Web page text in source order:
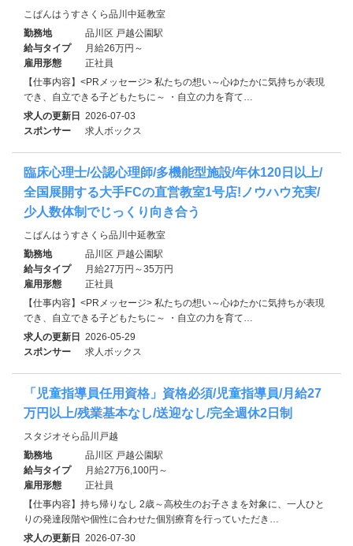
こぱんはうすさくら品川中延教室
勤務地
品川区 戸越公園駅
給与タイプ
月給26万円～
雇用形態
正社員
【仕事内容】<PRメッセージ> 私たちの想い～心ゆたかに気持ちが表現
でき、自立できる子どもたちに～ ・自立の力を育て…
求人の更新日 2026-07-03
スポンサー
求人ボックス
臨床心理士/公認心理師/多機能型施設/年休120日以上/
全国展開する大手FCの直営教室1号店!ノウハウ充実/
少人数体制でじっくり向き合う
こぱんはうすさくら品川中延教室
勤務地
品川区 戸越公園駅
給与タイプ
月給27万円～35万円
雇用形態
正社員
【仕事内容】<PRメッセージ> 私たちの想い～心ゆたかに気持ちが表現
でき、自立できる子どもたちに～ ・自立の力を育て…
求人の更新日 2026-05-29
スポンサー
求人ボックス
「児童指導員任用資格」資格必須/児童指導員/月給27
万円以上/残業基本なし/送迎なし/完全週休2日制
スタジオそら品川戸越
勤務地
品川区 戸越公園駅
給与タイプ
月給27万6,100円～
雇用形態
正社員
【仕事内容】持ち帰りなし 2歳～高校生のお子さまを対象に、一人ひと
りの発達段階や個性に合わせた個別療育を行っていただき…
求人の更新日 2026-07-30